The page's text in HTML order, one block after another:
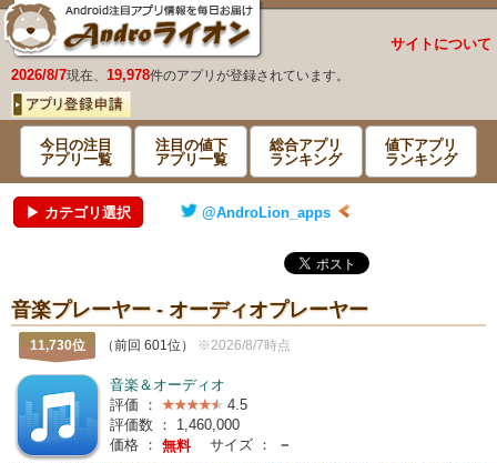
サイトについて
2026/8/7現在、 19,978件のアプリが登録されています。
今日の注目
アプリ一覧
注目の値下
アプリ一覧
総合アプリ
ランキング
値下アプリ
ランキング
▶ カテゴリ選択 @AndroLion_apps
音楽プレーヤー - オーディオプレーヤー
11,730位 （前回 601位） ※2026/8/7時点
音楽＆オーディオ
評価 ：
4.5
評価数 ： 1,460,000
価格 ： 無料 サイズ ：
－